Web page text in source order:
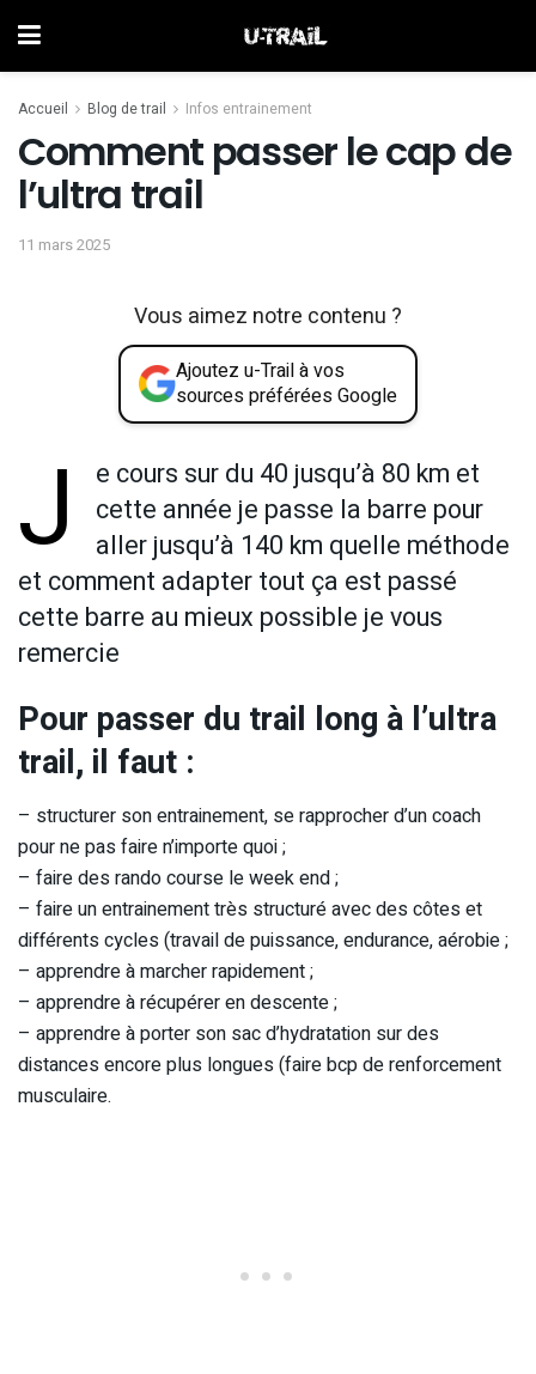
Accueil Blog de trail Infos entrainement
Comment passer le cap de
l’ultra trail
11 mars 2025
Vous aimez notre contenu ?
Ajoutez u-Trail à vos
sources préférées Google
J
e cours sur du 40 jusqu’à 80 km et
cette année je passe la barre pour
aller jusqu’à 140 km quelle méthode
et comment adapter tout ça est passé
cette barre au mieux possible je vous
remercie
Pour passer du trail long à l’ultra
trail, il faut :
– structurer son entrainement, se rapprocher d’un coach
pour ne pas faire n’importe quoi ;
– faire des rando course le week end ;
– faire un entrainement très structuré avec des côtes et
différents cycles (travail de puissance, endurance, aérobie ;
– apprendre à marcher rapidement ;
– apprendre à récupérer en descente ;
– apprendre à porter son sac d’hydratation sur des
distances encore plus longues (faire bcp de renforcement
musculaire.